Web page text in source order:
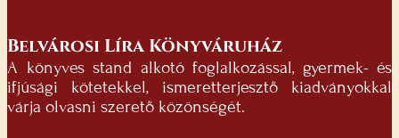
Belvárosi Líra Könyváruház
A könyves stand alkotó foglalkozással, gyermek- és
ifjúsági kötetekkel, ismeretterjesztő kiadványokkal
várja olvasni szerető közönségét.